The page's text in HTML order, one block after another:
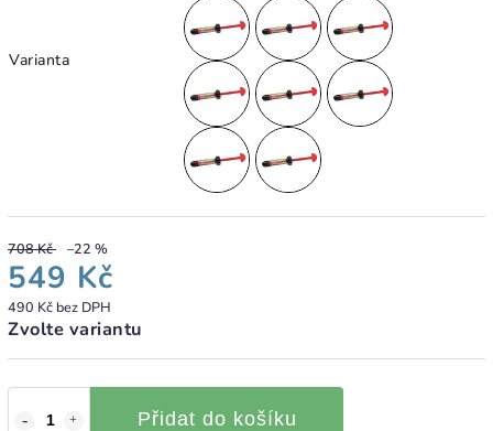
Varianta
708 Kč –22 %
549 Kč
490 Kč bez DPH
Zvolte variantu
Přidat do košíku